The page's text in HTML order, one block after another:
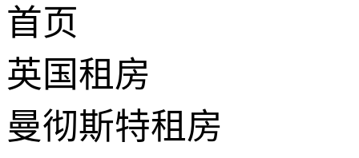
首页
英国租房
曼彻斯特租房